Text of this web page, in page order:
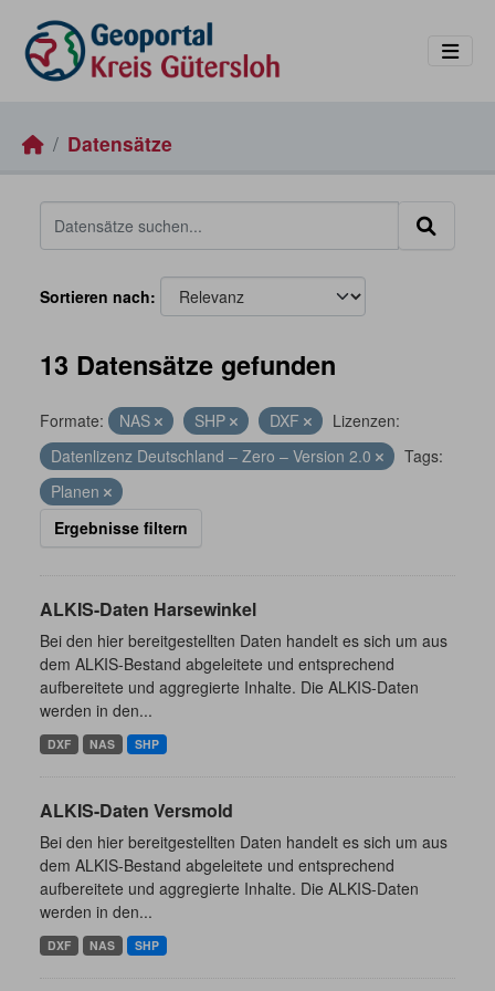
Datensätze
Sortieren nach
13 Datensätze gefunden
Formate: NAS SHP DXF
Lizenzen:
Datenlizenz Deutschland – Zero – Version 2.0
Tags:
Planen
Ergebnisse filtern
ALKIS-Daten Harsewinkel
Bei den hier bereitgestellten Daten handelt es sich um aus
dem ALKIS-Bestand abgeleitete und entsprechend
aufbereitete und aggregierte Inhalte. Die ALKIS-Daten
werden in den...
DXF NAS SHP
ALKIS-Daten Versmold
Bei den hier bereitgestellten Daten handelt es sich um aus
dem ALKIS-Bestand abgeleitete und entsprechend
aufbereitete und aggregierte Inhalte. Die ALKIS-Daten
werden in den...
DXF NAS SHP